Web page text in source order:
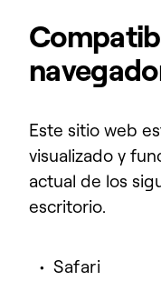
Este sitio web
visualizado y
actual de los
escritorio.
Safari